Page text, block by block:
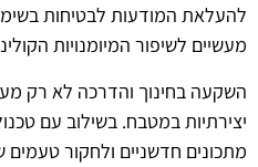
להעלאת המודעות לבטיחות
מעשיים לשיפור המיומנויות
השקעה בחינוך והדרכה לא רק
יצירתיות במטבח. בשילוב עם
מתכונים חדשניים ולחקור טעמים